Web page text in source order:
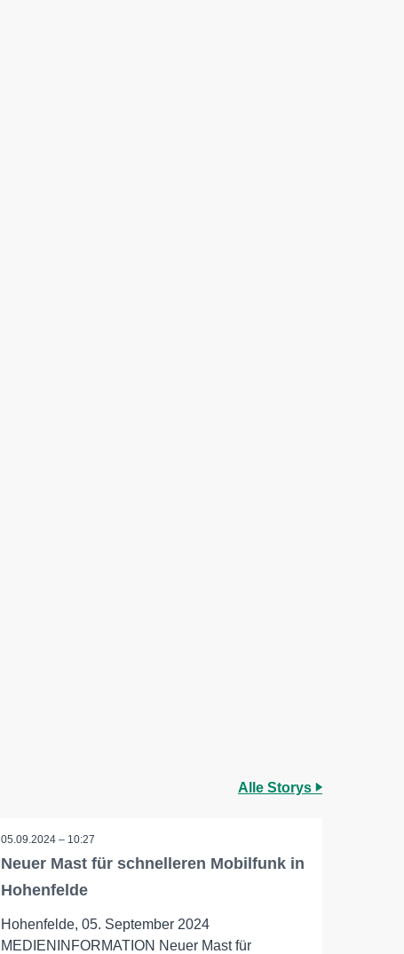
Alle Storys
05.09.2024 – 10:27
Neuer Mast für schnelleren Mobilfunk in
Hohenfelde
Hohenfelde, 05. September 2024
MEDIENINFORMATION Neuer Mast für